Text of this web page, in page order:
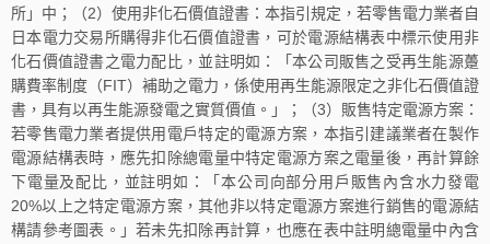
所」中；（2）使用非化石價值證書：本指引規定，若零售電力業者自
日本電力交易所購得非化石價值證書，可於電源結構表中標示使用非
化石價值證書之電力配比，並註明如：「本公司販售之受再生能源躉
購費率制度（FIT）補助之電力，係使用再生能源限定之非化石價值證
書，具有以再生能源發電之實質價值。」；（3）販售特定電源方案：
若零售電力業者提供用電戶特定的電源方案，本指引建議業者在製作
電源結構表時，應先扣除總電量中特定電源方案之電量後，再計算餘
下電量及配比，並註明如：「本公司向部分用戶販售內含水力發電
20%以上之特定電源方案，其他非以特定電源方案進行銷售的電源結
構請參考圖表。」若未先扣除再計算，也應在表中註明總電量中內含